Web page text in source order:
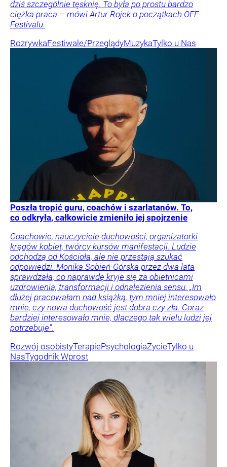
dziś szczególnie tęsknię. To była po prostu bardzo
ciężka praca – mówi Artur Rojek o początkach OFF
Festivalu.
RozrywkaFestiwale/PrzeglądyMuzykaTylko u Nas
Poszła tropić guru, coachów i szarlatanów. To,
co odkryła, całkowicie zmieniło jej spojrzenie
Coachowie, nauczyciele duchowości, organizatorki
kręgów kobiet, twórcy kursów manifestacji. Ludzie
odchodzą od Kościoła, ale nie przestają szukać
odpowiedzi. Monika Sobień-Górska przez dwa lata
sprawdzała, co naprawdę kryje się za obietnicami
uzdrowienia, transformacji i odnalezienia sensu. „Im
dłużej pracowałam nad książką, tym mniej interesowało
mnie, czy nowa duchowość jest dobra czy zła. Coraz
bardziej interesowało mnie, dlaczego tak wielu ludzi jej
potrzebuje”.
Rozwój osobistyTerapiePsychologiaŻycieTylko u
NasTygodnik Wprost